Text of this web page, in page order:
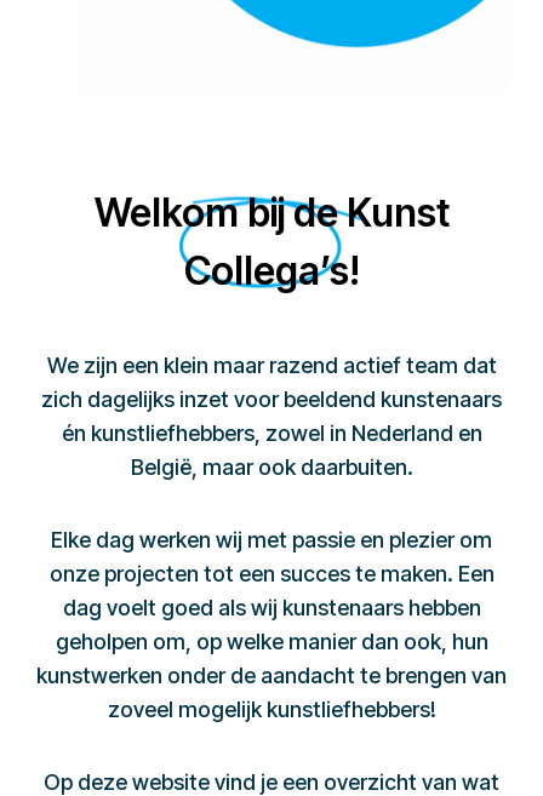
Welkom bij de Kunst
Collega’s!
We zijn een klein maar razend actief team dat
zich dagelijks inzet voor beeldend kunstenaars
én kunstliefhebbers, zowel in Nederland en
België, maar ook daarbuiten.
Elke dag werken wij met passie en plezier om
onze projecten tot een succes te maken. Een
dag voelt goed als wij kunstenaars hebben
geholpen om, op welke manier dan ook, hun
kunstwerken onder de aandacht te brengen van
zoveel mogelijk kunstliefhebbers!
Op deze website vind je een overzicht van wat